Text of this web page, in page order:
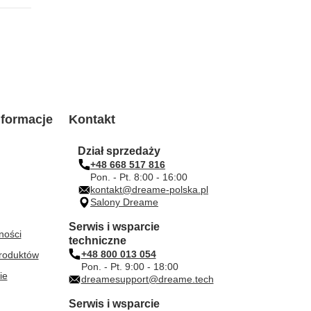
Kontakt
Dział sprzedaży
+48 668 517 816
Pon. - Pt. 8:00 - 16:00
kontakt@dreame-polska.pl
Salony Dreame
Serwis i wsparcie
techniczne
+48 800 013 054
Pon. - Pt. 9:00 - 18:00
dreamesupport@dreame.tech
Serwis i wsparcie